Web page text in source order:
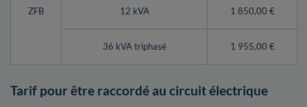
ZFB 12 kVA 1 850,00 €
36 kVA triphasé 1 955,00 €
Tarif pour être raccordé au circuit électrique